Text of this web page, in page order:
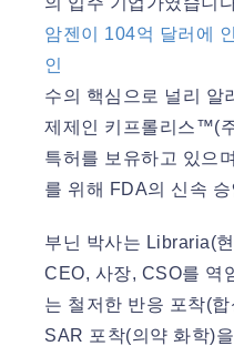
암젠이 104억 달러에
인
수의 핵심으로 널리 알
제제인 키프롤리스™(
특허를 보유하고 있으
를 위해 FDA의 신속
부닌 박사는 Libraria(
CEO, 사장, CSO를 역
는 철저한 반응 포착(
SAR 포착(의약 화학)